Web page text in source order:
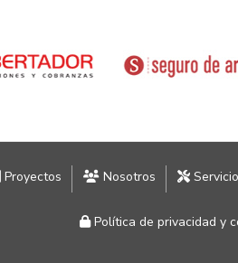
Proyectos Nosotros
Política de privacidad y